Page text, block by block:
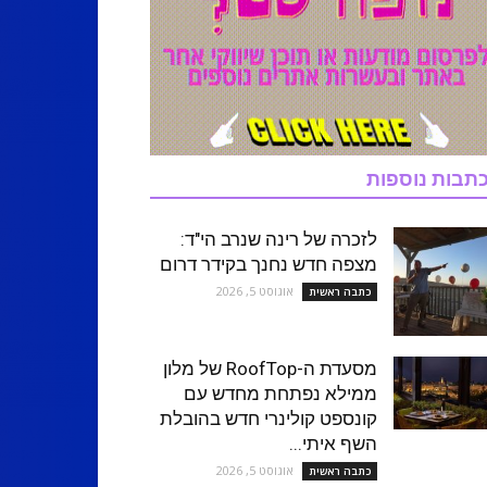
נוספות
לזכרה של רינה שנרב הי"ד:
מצפה חדש נחנך בקידר דרום
כתבה ראשית אוגוסט 5, 2026
מסעדת ה-RoofTop של מלון
ממילא נפתחת מחדש עם
קונספט קולינרי חדש בהובלת
השף איתי...
כתבה ראשית אוגוסט 5, 2026